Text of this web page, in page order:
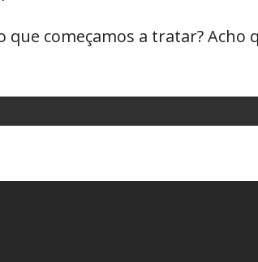
que começamos a tratar?